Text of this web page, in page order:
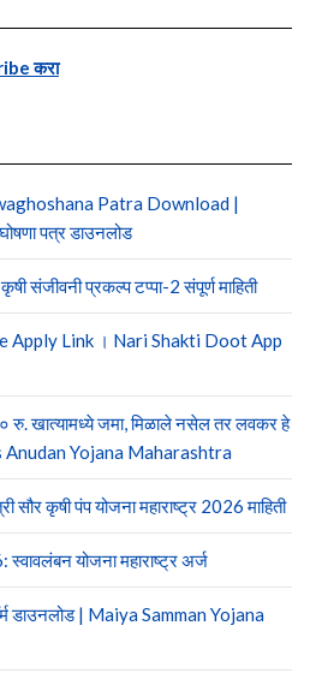
करा
Patra Download |
पत्र डाउनलोड
संजीवनी प्रकल्प टप्पा-2 संपूर्ण माहिती
Apply Link । Nari Shakti Doot App
रु. खात्यामध्ये जमा, मिळाले नसेल तर लवकर हे
Anudan Yojana Maharashtra
कृषी पंप योजना महाराष्ट्र 2026 माहिती
योजना महाराष्ट्र अर्ज
डाउनलोड | Maiya Samman Yojana